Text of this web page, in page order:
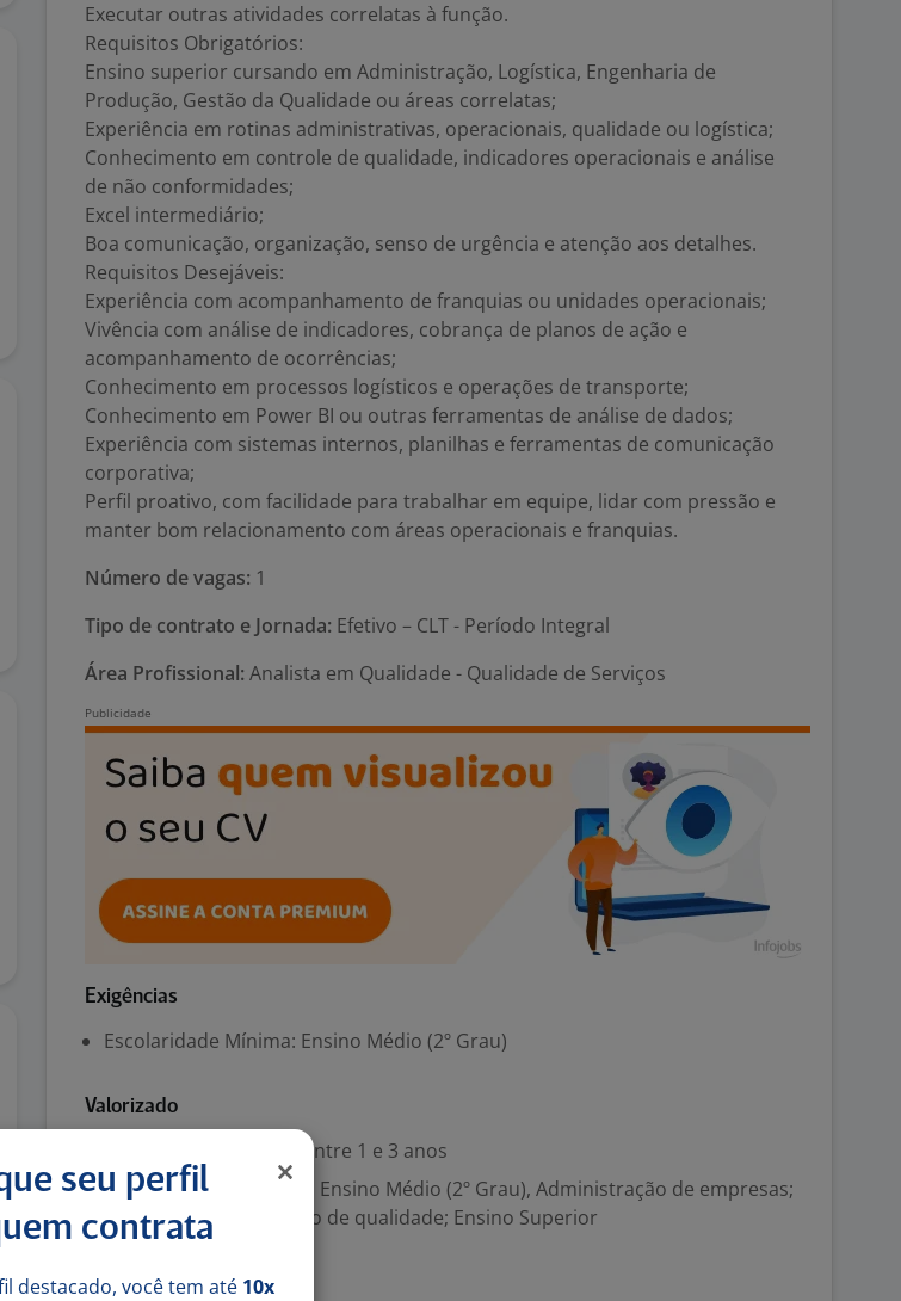
Executar outras atividades correlatas à função.
Requisitos Obrigatórios:
Ensino superior cursando em Administração, Logística, Engenharia de
Produção, Gestão da Qualidade ou áreas correlatas;
Experiência em rotinas administrativas, operacionais, qualidade ou logística;
Conhecimento em controle de qualidade, indicadores operacionais e análise
de não conformidades;
Excel intermediário;
Boa comunicação, organização, senso de urgência e atenção aos detalhes.
Requisitos Desejáveis:
Experiência com acompanhamento de franquias ou unidades operacionais;
Vivência com análise de indicadores, cobrança de planos de ação e
acompanhamento de ocorrências;
Conhecimento em processos logísticos e operações de transporte;
Conhecimento em Power BI ou outras ferramentas de análise de dados;
Experiência com sistemas internos, planilhas e ferramentas de comunicação
corporativa;
Perfil proativo, com facilidade para trabalhar em equipe, lidar com pressão e
manter bom relacionamento com áreas operacionais e franquias.
Número de vagas: 1
Tipo de contrato e Jornada: Efetivo – CLT - Período Integral
Área Profissional: Analista em Qualidade - Qualidade de Serviços
Exigências
Escolaridade Mínima: Ensino Médio (2º Grau)
Valorizado
Experiência desejada: Entre 1 e 3 anos
Ensino Médio (2º Grau); Ensino Médio (2º Grau), Administração de empresas;
Ensino Superior, Gestão de qualidade; Ensino Superior
Denunciar vaga
seu perfil
contrata
destacado, você tem até 10x